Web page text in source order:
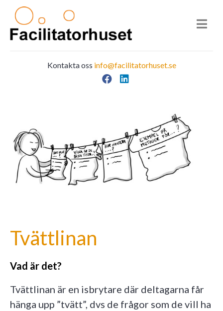
Kontakta oss info@facilitatorhuset.se
Facebook
LinkedIn
Tvättlinan
Vad är det?
Tvättlinan är en isbrytare där deltagarna får
hänga upp ”tvätt”, dvs de frågor som de vill ha